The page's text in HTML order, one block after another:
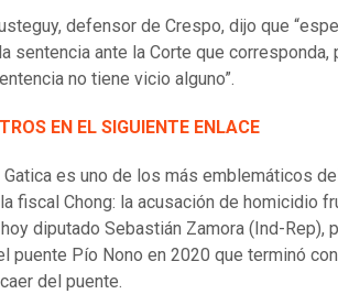
defensor de Crespo, dijo que
sentencia ante la Corte que corresponda,
no tiene vicio alguno”.
EN EL SIGUIENTE ENLACE
Gatica es uno de los más emblemáticos
fiscal Chong: la acusación de homicidio
diputado Sebastián Zamora (Ind-Rep),
puente Pío Nono en 2020 que terminó
del puente.